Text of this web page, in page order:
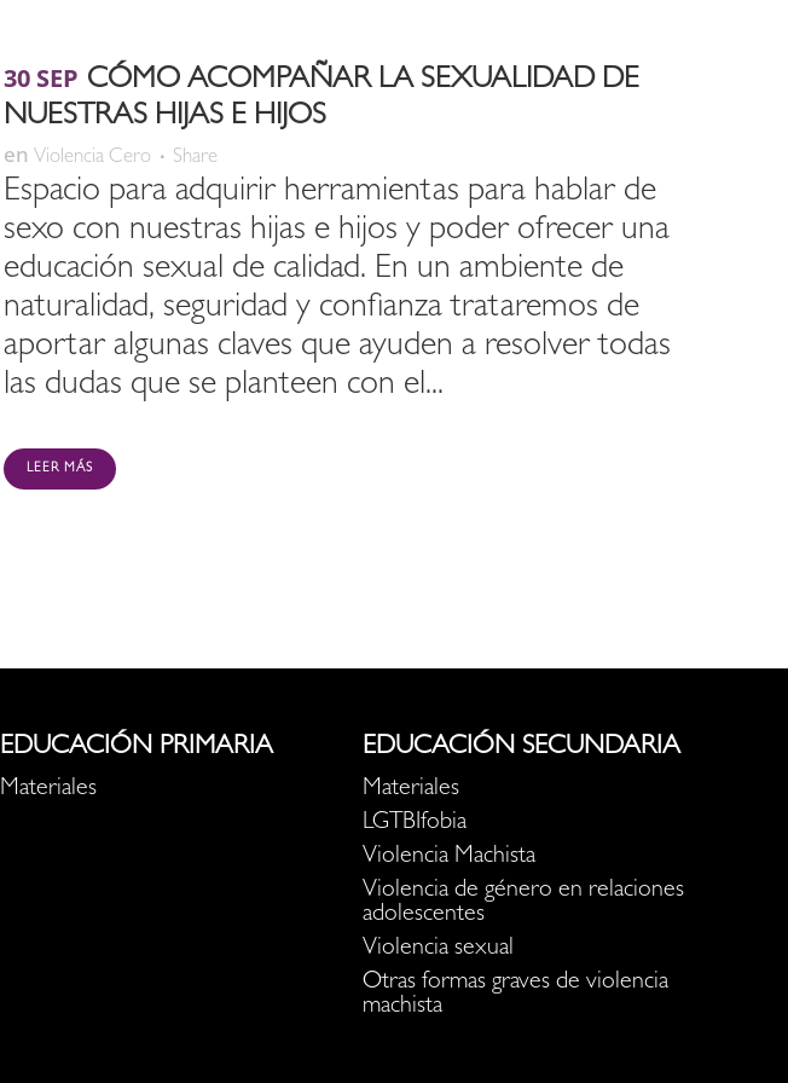
30 SEP CÓMO ACOMPAÑAR LA SEXUALIDAD DE
NUESTRAS HIJAS E HIJOS
en Violencia Cero Share
Espacio para adquirir herramientas para hablar de
sexo con nuestras hijas e hijos y poder ofrecer una
educación sexual de calidad. En un ambiente de
naturalidad, seguridad y confianza trataremos de
aportar algunas claves que ayuden a resolver todas
las dudas que se planteen con el...
LEER MÁS
EDUCACIÓN PRIMARIA
Materiales
EDUCACIÓN SECUNDARIA
Materiales
LGTBIfobia
Violencia Machista
Violencia de género en relaciones
adolescentes
Violencia sexual
Otras formas graves de violencia
machista